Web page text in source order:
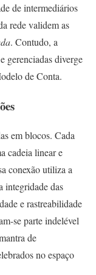
de intermediários
rede validem as
. Contudo, a
gerenciadas diverge
de Conta.
em blocos. Cada
cadeia linear e
conexão utiliza a
integridade das
e rastreabilidade
se parte indelével
de
no espaço